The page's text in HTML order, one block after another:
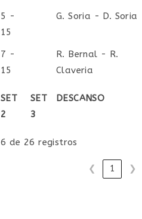
5 -
15
G. Soria - D. Soria
7 -
15
R. Bernal - R.
Claveria
SET
2
SET
3
DESCANSO
de 26 registros
❮ 1 ❯